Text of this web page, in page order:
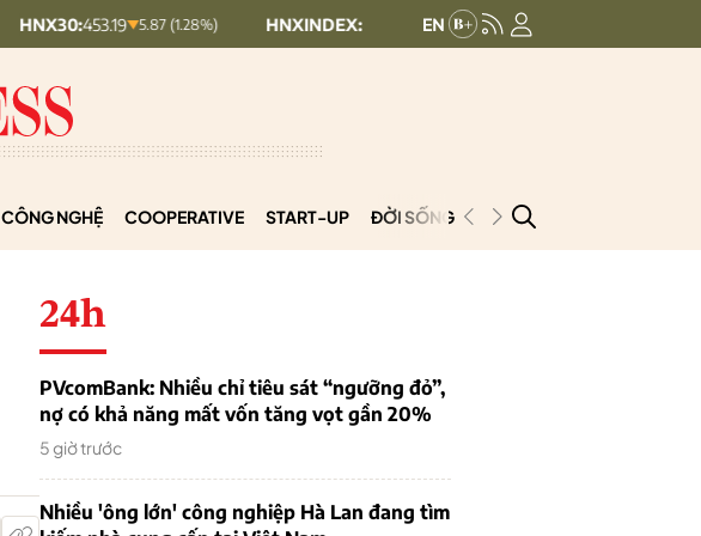
453.19 5.87 (1.28%) HNXINDEX:292.64 UPCOMINDEX:
CÔNG NGHỆ COOPERATIVE START-UP ĐỜI SỐNG PODCAST
24h
PVcomBank: Nhiều chỉ tiêu sát “ngưỡng đỏ”,
nợ có khả năng mất vốn tăng vọt gần 20%
5 giờ trước
Nhiều 'ông lớn' công nghiệp Hà Lan đang tìm